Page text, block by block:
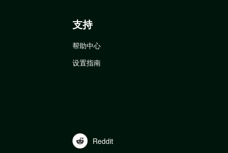
支持
帮助中心
设置指南
Reddit